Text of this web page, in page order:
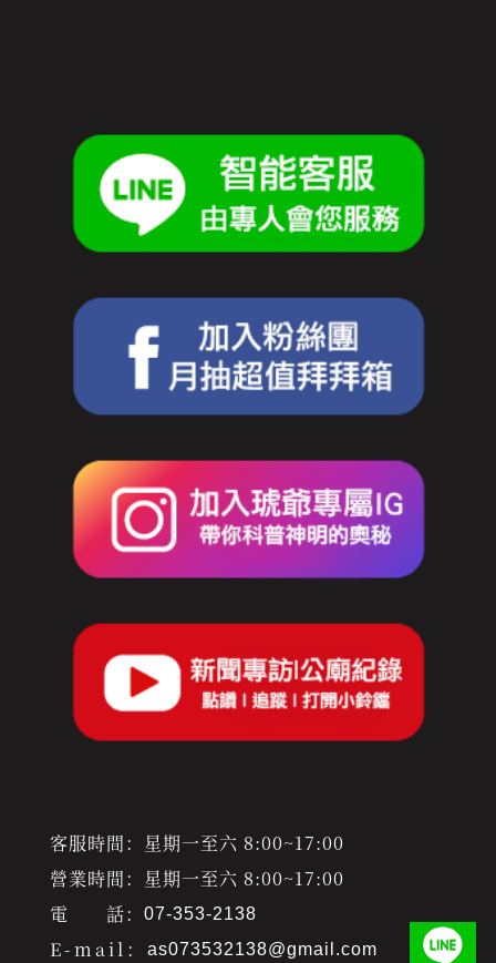
客服時間：星期一至六 8:00~17:00
營業時間：星期一至六 8:00~17:00
電 話：
07-353-2138
E-mail： as073532138@gmail.com